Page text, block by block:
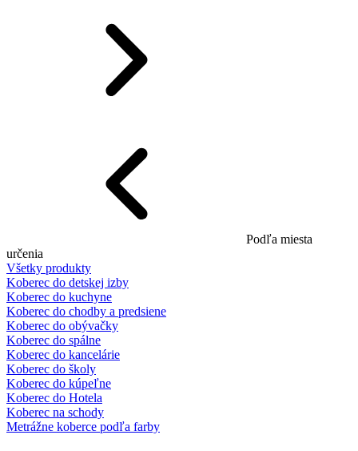
Podľa miesta
určenia
Všetky produkty
Koberec do detskej izby
Koberec do kuchyne
Koberec do chodby a predsiene
Koberec do obývačky
Koberec do spálne
Koberec do kancelárie
Koberec do školy
Koberec do kúpeľne
Koberec do Hotela
Koberec na schody
Metrážne koberce podľa farby